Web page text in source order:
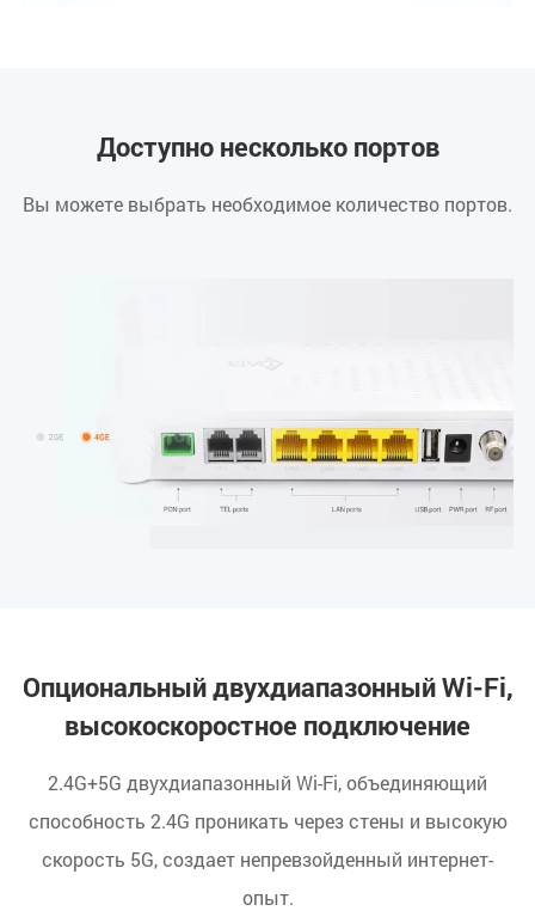
Доступно несколько портов
Вы можете выбрать необходимое количество портов.
Опциональный двухдиапазонный Wi-Fi,
высокоскоростное подключение
2.4G+5G двухдиапазонный Wi-Fi, объединяющий
способность 2.4G проникать через стены и высокую
скорость 5G, создает непревзойденный интернет-
опыт.